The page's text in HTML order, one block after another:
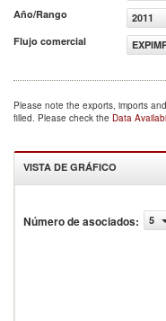
Año/Rango
2011
Flujo comercial
Please note the exports, imports
filled. Please check the Data
VISTA DE GRÁFICO
Número de asociados: 5